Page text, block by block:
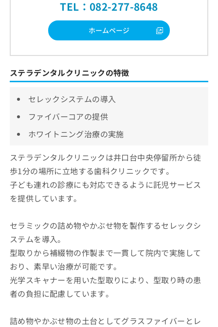
TEL：082-277-8648
ホームページ
ステラデンタルクリニックの特徴
セレックシステムの導入
ファイバーコアの提供
ホワイトニング治療の実施
ステラデンタルクリニックは井口台中央停留所から徒
歩1分の場所に立地する歯科クリニックです。
子ども連れの診療にも対応できるように託児サービス
を提供しています。
セラミックの詰め物やかぶせ物を製作するセレックシ
ステムを導入。
型取りから補綴物の作製まで一貫して院内で実施して
おり、素早い治療が可能です。
光学スキャナーを用いた型取りにより、型取り時の患
者の負担に配慮しています。
詰め物やかぶせ物の土台としてグラスファイバーとレ